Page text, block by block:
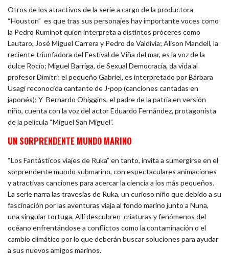
Otros de los atractivos de la serie a cargo de la productora
“Houston” es que tras sus personajes hay importante voces como
la Pedro Ruminot quien interpreta a distíntos próceres como
Lautaro, José Miguel Carrera y Pedro de Valdivia; Alison Mandell, la
reciente triunfadora del Festival de Viña del mar, es la voz de la
dulce Rocío; Miguel Barriga, de Sexual Democracia, da vida al
profesor Dimitri; el pequeño Gabriel, es interpretado por Bárbara
Usagi reconocida cantante de J-pop (canciones cantadas en
japonés); Y Bernardo Ohiggins, el padre de la patria en versión
niño, cuenta con la voz del actor Eduardo Fernández, protagonista
de la película “Miguel San Miguel”.
UN SORPRENDENTE MUNDO MARINO
“Los Fantásticos viajes de Ruka” en tanto, invita a sumergirse en el
sorprendente mundo submarino, con espectaculares animaciones
y atractivas canciones para acercar la ciencia a los más pequeños.
La serie narra las travesías de Ruka, un curioso niño que debido a su
fascinación por las aventuras viaja al fondo marino junto a Nuna,
una singular tortuga. Allí descubren criaturas y fenómenos del
océano enfrentándose a conflictos como la contaminación o el
cambio climático por lo que deberán buscar soluciones para ayudar
a sus nuevos amigos marinos.